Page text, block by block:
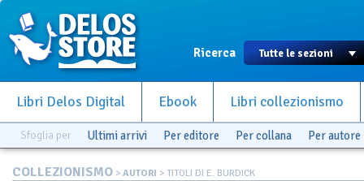
Ricerca
Libri Delos Digital Ebook Libri collezionismo
Sfoglia per Ultimi arrivi Per editore Per collana Per autore
COLLEZIONISMO > AUTORI > TITOLI DI E. BURDICK